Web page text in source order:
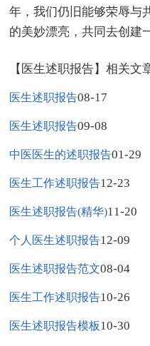
年，我们仍旧能够荣辱与
的美妙漂亮，共同去创建
【医生述职报告】相关文
医生述职报告08-17
医生述职报告09-08
中医医生的述职报告01-29
医生工作述职报告12-23
医生述职报告(精华)11-20
个人医生述职报告12-09
医生述职报告范文08-04
医生工作述职报告10-26
医生述职报告模板10-30